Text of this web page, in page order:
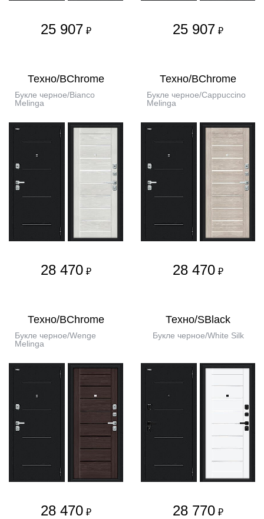
25 907 ₽ 25 907 ₽
Техно/BChrome
Букле черное/Bianco
Melinga
28 470 ₽
Техно/BChrome
Букле черное/Cappuccino
Melinga
28 470 ₽
Техно/BChrome
Букле черное/Wenge
Melinga
28 470 ₽
Техно/SBlack
Букле черное/White Silk
28 770 ₽